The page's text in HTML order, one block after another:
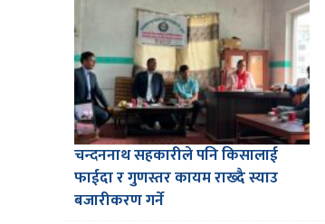
चन्दननाथ सहकारीले पनि किसालाई
फाईदा र गुणस्तर कायम राख्दै स्याउ
बजारीकरण गर्ने